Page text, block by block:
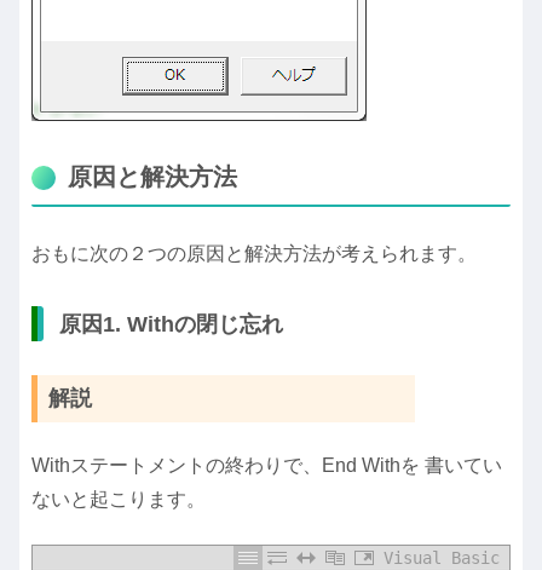
原因と解決方法
おもに次の２つの原因と解決方法が考えられます。
原因1. Withの閉じ忘れ
解説
Withステートメントの終わりで、End Withを 書いてい
ないと起こります。
Visual Basic